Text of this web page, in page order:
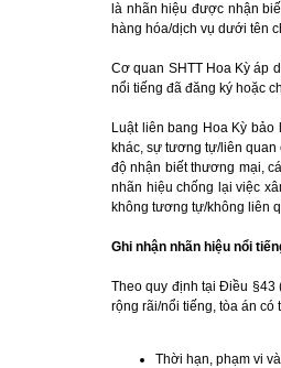
là nhãn hiệu được nhận
hàng hóa/dịch vụ dưới tên
Cơ quan SHTT Hoa Kỳ áp
nổi tiếng đã đăng ký hoặc
Luật liên bang Hoa Kỳ
khác, sự tương tự/liên
độ nhận biết thương mại,
nhãn hiệu chống lại việc
không tương tự/không liên
Ghi nhận nhãn hiệu nổi
Theo quy định tại Điều §43
rộng rãi/nổi tiếng, tòa án có
Thời hạn, phạm vi